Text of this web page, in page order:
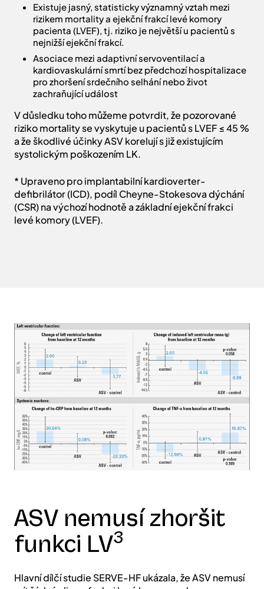
Existuje jasný, statisticky významný vztah mezi
rizikem mortality a ejekční frakcí levé komory
pacienta (LVEF), tj. riziko je největší u pacientů s
nejnižší ejekční frakcí.
Asociace mezi adaptivní servoventilací a
kardiovaskulární smrtí bez předchozí hospitalizace
pro zhoršení srdečního selhání nebo život
zachraňující událost
V důsledku toho můžeme potvrdit, že pozorované
riziko mortality se vyskytuje u pacientů s LVEF ≤ 45 %
a že škodlivé účinky ASV korelují s již existujícím
systolickým poškozením LK.
* Upraveno pro implantabilní kardioverter-
defibrilátor (ICD), podíl Cheyne-Stokesova dýchání
(CSR) na výchozí hodnotě a základní ejekční frakci
levé komory (LVEF).
ASV nemusí zhoršit
funkci LV3
Hlavní dílčí studie SERVE-HF ukázala, že ASV nemusí